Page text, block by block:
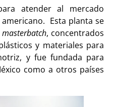
atender al mercado
Esta planta se
masterbatch, concentrados
y materiales para
y fue fundada para
como a otros países